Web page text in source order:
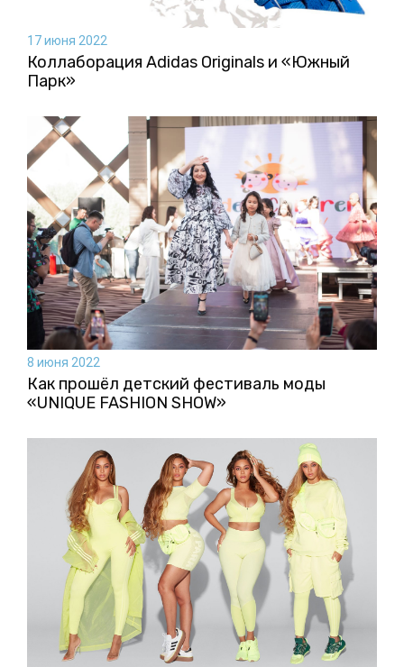
17 июня 2022
Коллаборация Аdidas Originals и «Южный
Парк»
8 июня 2022
Как прошёл детский фестиваль моды
«UNIQUE FASHION SHOW»